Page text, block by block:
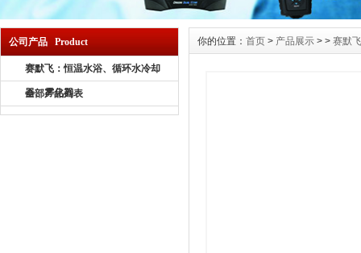
公司产品 Product
赛默飞：恒温水浴、循环水冷却
器、雾化器
全部产品列表
你的位置： 首页 > 产品展示 > > 赛默